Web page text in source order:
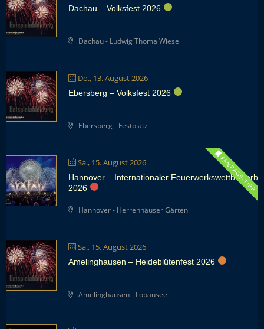
Dachau – Volksfest 2026
Dachau - Ludwig Thoma Wiese
Do., 13. August 2026
Ebersberg – Volksfest 2026
Ebersberg - Festplatz
Sa., 15. August 2026 FANPAGE-TIPP
Hannover – Internationaler Feuerwerkswettbewerb
2026
Hannover - Herrenhäuser Gärten
Sa., 15. August 2026
Amelinghausen – Heideblütenfest 2026
Amelinghausen - Lopausee